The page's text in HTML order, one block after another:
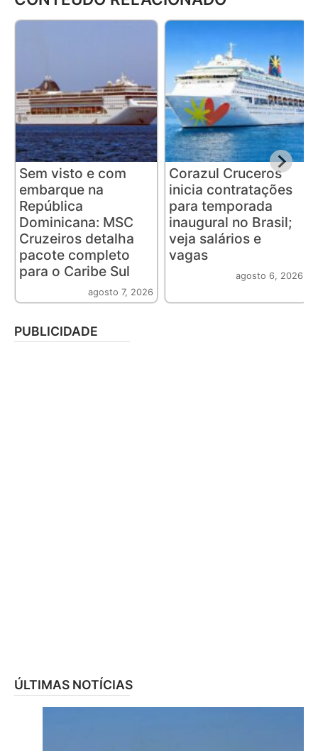
Sem visto e com
embarque na
República
Dominicana: MSC
Cruzeiros detalha
pacote completo
para o Caribe Sul
agosto 7, 2026
Corazul Cruceros
inicia contratações
para temporada
inaugural no Brasil;
veja salários e
vagas
agosto 6, 2026
PUBLICIDADE
ÚLTIMAS NOTÍCIAS